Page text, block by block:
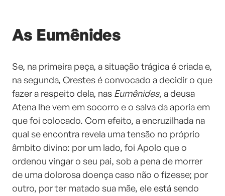
As Eumênides
Se, na primeira peça, a situação trágica é criada e,
na segunda, Orestes é convocado a decidir o que
fazer a respeito dela, nas Eumênides, a deusa
Atena lhe vem em socorro e o salva da aporia em
que foi colocado. Com efeito, a encruzilhada na
qual se encontra revela uma tensão no próprio
âmbito divino: por um lado, foi Apolo que o
ordenou vingar o seu pai, sob a pena de morrer
de uma dolorosa doença caso não o fizesse; por
outro, por ter matado sua mãe, ele está sendo